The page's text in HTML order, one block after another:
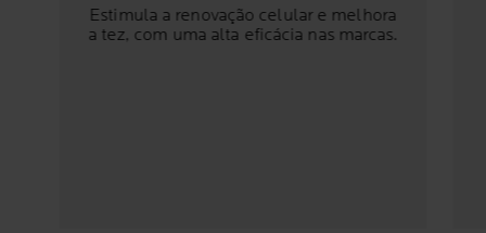
Estimula a renovação celular e melhora
a tez, com uma alta eficácia nas marcas.